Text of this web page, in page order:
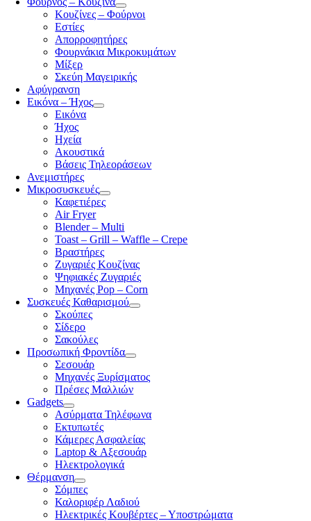
Κουζίνες – Φούρνοι
Εστίες
Απορροφητήρες
Φουρνάκια Μικροκυμάτων
Μίξερ
Σκεύη Μαγειρικής
Αφύγρανση
Εικόνα – Ήχος
Εικόνα
Ήχος
Ηχεία
Ακουστικά
Βάσεις Τηλεοράσεων
Ανεμιστήρες
Μικροσυσκευές
Καφετιέρες
Air Fryer
Blender – Multi
Toast – Grill – Waffle – Crepe
Βραστήρες
Ζυγαριές Κουζίνας
Ψηφιακές Ζυγαριές
Μηχανές Pop – Corn
Συσκευές Καθαρισμού
Σκούπες
Σίδερο
Σακούλες
Προσωπική Φροντίδα
Σεσουάρ
Μηχανές Ξυρίσματος
Πρέσες Μαλλιών
Gadgets
Ασύρματα Τηλέφωνα
Εκτυπωτές
Κάμερες Ασφαλείας
Laptop & Αξεσουάρ
Ηλεκτρολογικά
Θέρμανση
Σόμπες
Καλοριφέρ Λαδιού
Ηλεκτρικές Κουβέρτες – Υποστρώματα